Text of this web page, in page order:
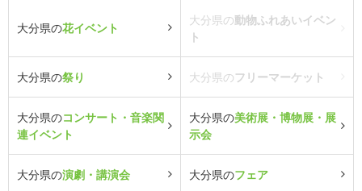
大分県の花イベント
大分県の動物ふれあいイベン
ト
大分県の祭り 大分県のフリーマーケット
大分県のコンサート・音楽関
連イベント
大分県の美術展・博物展・展
示会
大分県の演劇・講演会 大分県のフェア